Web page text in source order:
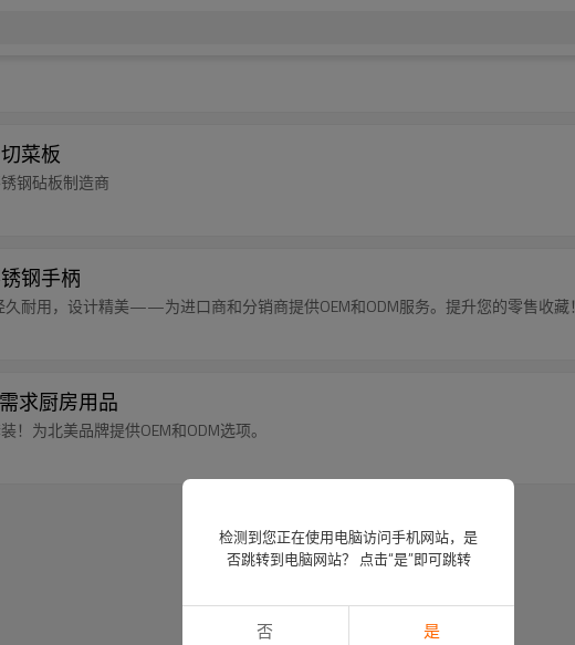
菜板
钢砧板制造商
钢手柄
用，设计精美——为进口商和分销商提供OEM和ODM服务。提升您的零售收藏！
求厨房用品
为北美品牌提供OEM和ODM选项。
检测到您正在使用电脑访问手机网站，是
否跳转到电脑网站？ 点击“是”即可跳转
否 是